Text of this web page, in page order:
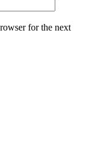
for the next